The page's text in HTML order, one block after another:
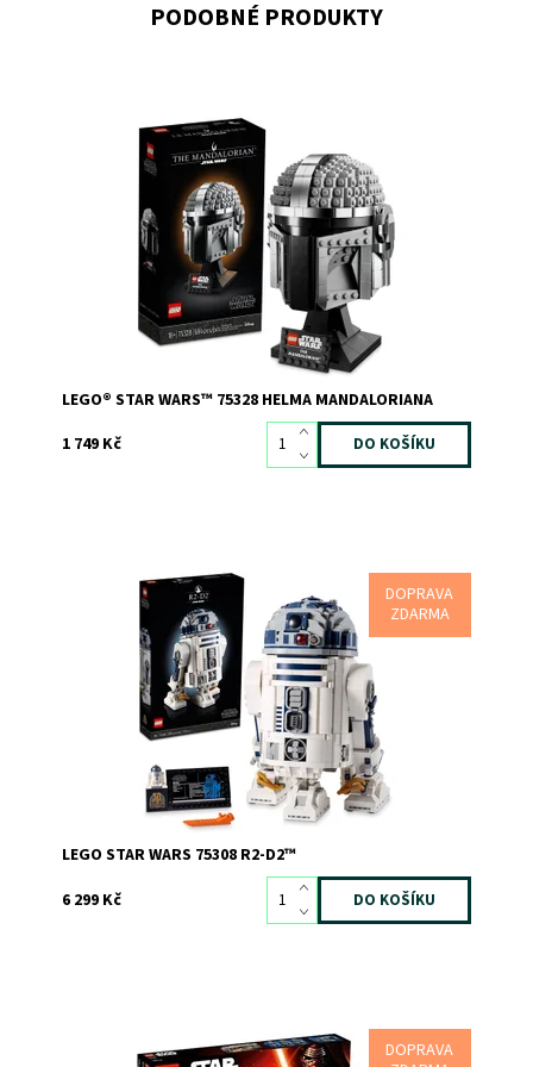
PODOBNÉ PRODUKTY
Postavte si repliku kultovní Mandalorianovy helmy z
kostek LEGO®
Dostupnost:
Skladem>3
10299
LEGO
LEGO® STAR WARS™ 75328 HELMA MANDALORIANA
1 749 Kč
DOPRAVA
ZDARMA
Sběratelský výstavní model R2-D2 z řady LEGO® Star
Dostupnost:
Skladem 1
8923
LEGO
LEGO STAR WARS 75308 R2-D2™
6 299 Kč
DOPRAVA